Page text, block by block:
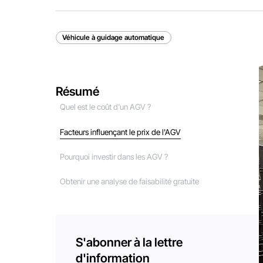
Véhicule à guidage automatique
Résumé
Quel est le coût d'un AGV ?
Facteurs influençant le prix de l'AGV
Pourquoi investir dans les AGV ?
Obtenir une analyse de faisabilité gratuite
S'abonner à la lettre
d'information